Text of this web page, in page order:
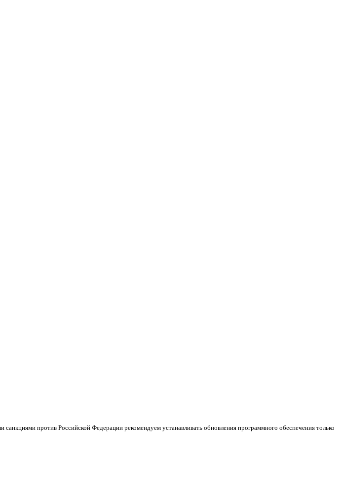
против Российской Федерации рекомендуем устанавливать обновления программного обеспечения только